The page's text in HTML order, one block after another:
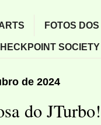
FOTOS
SOCIETY
de 2024
do